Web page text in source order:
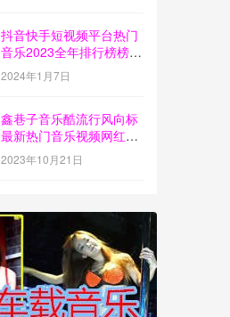
抖音快手短视频平台热门
音乐2023全年排行榜榜单
歌曲打包下载【4G】
2024年1月7日
鑫巷子音乐酷流行风向标
最新热门音乐视频网红歌
曲打包下载【第55期】
2023年10月21日